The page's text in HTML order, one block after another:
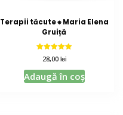
Terapii tăcute ⁕ Maria Elena
Gruiță
Evaluat la
5.00
28,00 lei
Adaugă în coș